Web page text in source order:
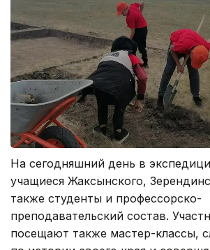
На сегодняшний день в
учащиеся Жаксынского,
также студенты и профессорско-
преподавательский состав.
посещают также мастер-классы,